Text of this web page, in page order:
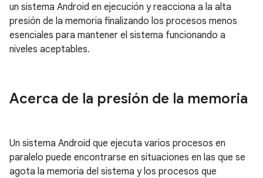
un sistema Android en ejecución y reacciona a la alta
presión de la memoria finalizando los procesos menos
esenciales para mantener el sistema funcionando a
niveles aceptables.
Acerca de la presión de la memoria
Un sistema Android que ejecuta varios procesos en
paralelo puede encontrarse en situaciones en las que se
agota la memoria del sistema y los procesos que